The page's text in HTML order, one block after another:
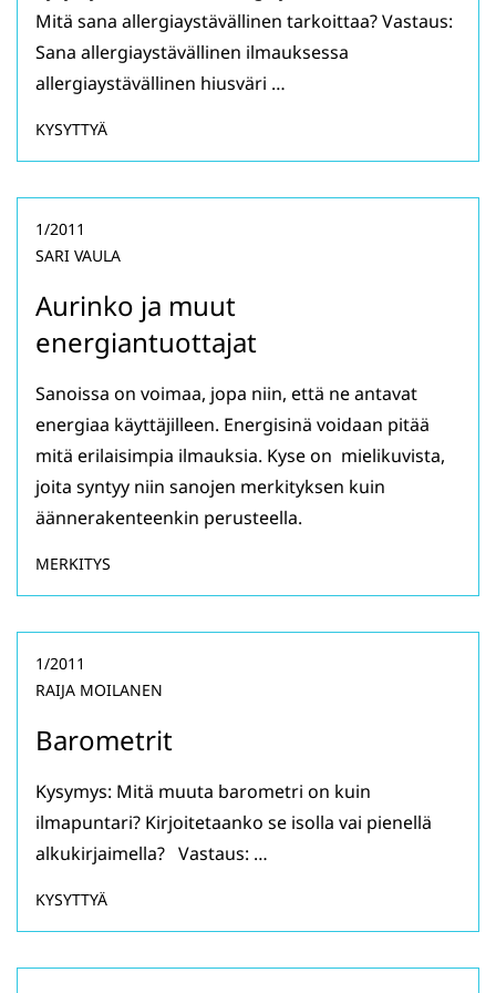
Mitä sana allergiaystävällinen tarkoittaa? Vastaus:
Sana allergiaystävällinen ilmauksessa
allergiaystävällinen hiusväri …
KYSYTTYÄ
Aurinko ja muut
energiantuottajat
1/2011
SARI VAULA
Sanoissa on voimaa, jopa niin, että ne antavat
energiaa käyttäjilleen. Energisinä voidaan pitää
mitä erilaisimpia ilmauksia. Kyse on mielikuvista,
joita syntyy niin sanojen merkityksen kuin
äännerakenteenkin perusteella.
MERKITYS
Barometrit
1/2011
RAIJA MOILANEN
Kysymys: Mitä muuta barometri on kuin
ilmapuntari? Kirjoitetaanko se isolla vai pienellä
alkukirjaimella? Vastaus: …
KYSYTTYÄ